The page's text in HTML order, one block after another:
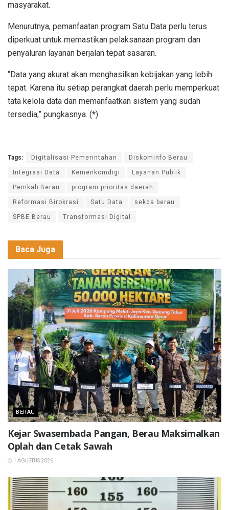
masyarakat.
Menurutnya, pemanfaatan program Satu Data perlu terus
diperkuat untuk memastikan pelaksanaan program dan
penyaluran layanan berjalan tepat sasaran.
“Data yang akurat akan menghasilkan kebijakan yang lebih
tepat. Karena itu setiap perangkat daerah perlu memperkuat
tata kelola data dan memanfaatkan sistem yang sudah
tersedia,” pungkasnya. (*)
Tags: Digitalisasi Pemerintahan Diskominfo Berau
Integrasi Data Kemenkomdigi Layanan Publik
Pemkab Berau program prioritas daerah
Reformasi Birokrasi Satu Data sekda berau
SPBE Berau Transformasi Digital
Baca Juga
BERAU
Kejar Swasembada Pangan, Berau Maksimalkan
Oplah dan Cetak Sawah
1 AGUSTUS 2026